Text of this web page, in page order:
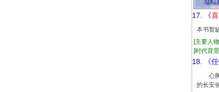
17. 《喜
本书暂
[主要人
[时代背
18. 《任
心胸
的长安